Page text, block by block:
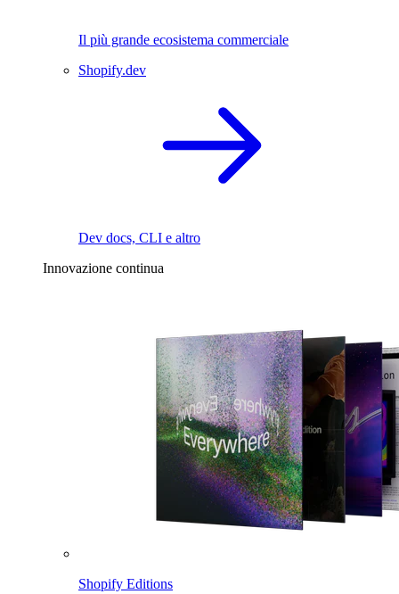
Il più grande ecosistema commerciale
Shopify.dev
Dev docs, CLI e altro
Innovazione continua
Shopify Editions